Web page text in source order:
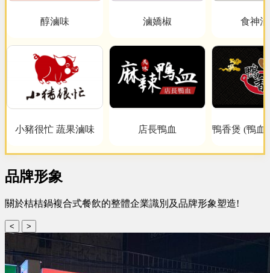
醇滷味
小豬很忙 蔬果滷味
滷嬌椒
店長鴨血
食神
鴨香煲 (鴨血
品牌形象
關於桔桔鍋複合式餐飲的整體企業識別及品牌形象塑造!
< >